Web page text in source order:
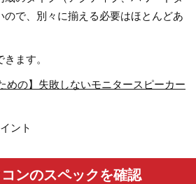
ので、別々に揃える必要はほとんどあ
ます。
めの】失敗しないモニタースピーカー
ント
ンのスペックを確認